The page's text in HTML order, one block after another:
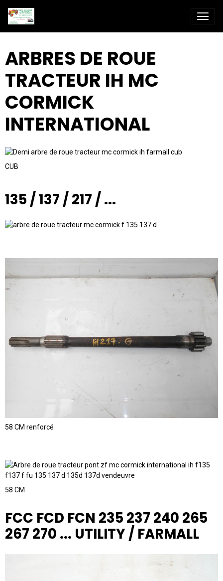
ARBRES DE ROUE
TRACTEUR IH MC
CORMICK
INTERNATIONAL
CUB
135 / 137 / 217 / ...
58 CM renforcé
58 CM
FCC FCD FCN 235 237 240 265
267 270 ... UTILITY / FARMALL